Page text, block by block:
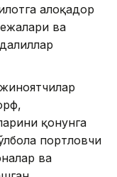
алоқадор
ва
қонунга
портловчи
ва